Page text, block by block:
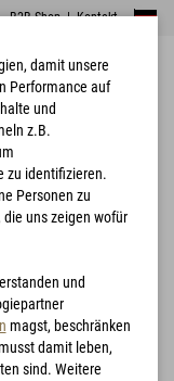
B2B Shop|Kontakt
damit unsere
Performance auf
und
z.B.
zu identifizieren.
Personen zu
uns zeigen wofür
und
magst, beschränken
damit leben,
sind. Weitere